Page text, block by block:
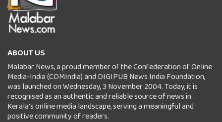
ABOUT US
Malabar News, a proud member of the Confederation of Online
Media-India (COMIndia) and DIGIPUB News India Foundation,
was launched on Wednesday, 3 November 2004. Today, it is
recognised as an authentic and reliable source of news in
Kerala’s online media landscape, serving a meaningful and
positive community of readers.